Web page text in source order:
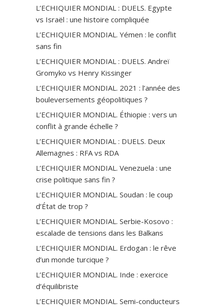
L’ECHIQUIER MONDIAL : DUELS. Egypte
vs Israël : une histoire compliquée
L’ECHIQUIER MONDIAL. Yémen : le conflit
sans fin
L’ECHIQUIER MONDIAL : DUELS. Andreï
Gromyko vs Henry Kissinger
L’ECHIQUIER MONDIAL. 2021 : l’année des
bouleversements géopolitiques ?
L’ECHIQUIER MONDIAL. Éthiopie : vers un
conflit à grande échelle ?
L’ECHIQUIER MONDIAL : DUELS. Deux
Allemagnes : RFA vs RDA
L’ECHIQUIER MONDIAL. Venezuela : une
crise politique sans fin ?
L’ECHIQUIER MONDIAL. Soudan : le coup
d’État de trop ?
L’ECHIQUIER MONDIAL. Serbie-Kosovo :
escalade de tensions dans les Balkans
L’ECHIQUIER MONDIAL. Erdogan : le rêve
d’un monde turcique ?
L’ECHIQUIER MONDIAL. Inde : exercice
d’équilibriste
L’ECHIQUIER MONDIAL. Semi-conducteurs